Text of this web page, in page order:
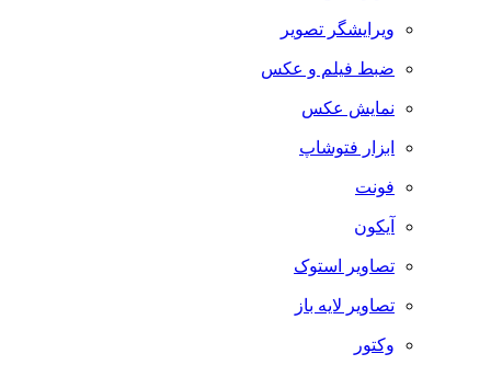
ویرایشگر تصویر
ضبط فيلم و عكس
نمایش عکس
ابزار فتوشاپ
فونت
آیکون
تصاویر استوک
تصاویر لایه باز
وکتور